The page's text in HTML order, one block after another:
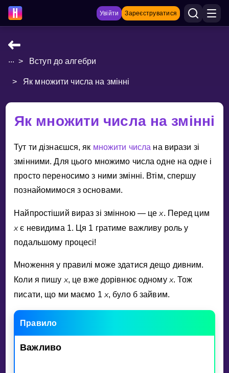
Увійти Зареєструватися
НАВЧАЛЬНІ МАТЕРІАЛИ
Curriculum
Показати більше
ІГРИ
Multiplication Master
Джуніор-матем
Invite a Friend
Select curriculum
Увійти
... > Вступ до алгебри
> Як множити числа на змінні
Як множити числа на змінні
Тут ти дiзнаєшся, як множити числа на вирази зi
змiнними. Для цього множимо числа одне на одне i
просто переносимо з ними змiннi. Втiм, спершу
познайомимося з основами.
Найпростiший вираз зi змiнною — це x. Перед цим
xє невидима 1. Ця 1 гратиме важливу роль у
подальшому процесi!
Множення у правилi може здатися дещо дивним.
Коли я пишу x, це вже дорiвнює одному x. Тож
писати, що ми маємо 1 x, було б зайвим.
Правило
Важливо